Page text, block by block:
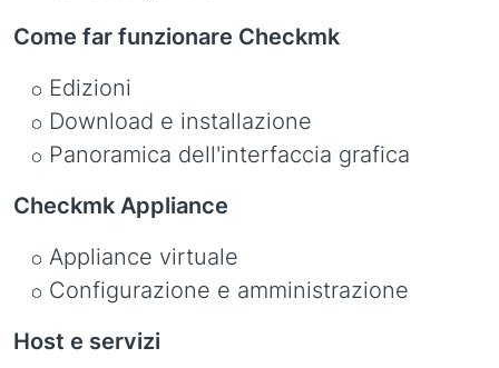
Come far funzionare Checkmk
Edizioni
Download e installazione
Panoramica dell'interfaccia grafica
Checkmk Appliance
Appliance virtuale
Configurazione e amministrazione
Host e servizi